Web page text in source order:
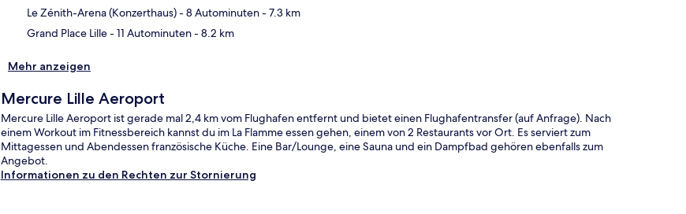
Le Zénith-Arena (Konzerthaus)- 8 Autominuten- 7.3 km
Grand Place Lille- 11 Autominuten- 8.2 km
Mehr anzeigen
Mercure Lille Aeroport
Mercure Lille Aeroport ist gerade mal 2,4 km vom Flughafen entfernt und bietet einen Flughafentransfer (auf Anfrage). Nach
einem Workout im Fitnessbereich kannst du im La Flamme essen gehen, einem von 2 Restaurants vor Ort. Es serviert zum
Mittagessen und Abendessen französische Küche. Eine Bar/Lounge, eine Sauna und ein Dampfbad gehören ebenfalls zum
Angebot.
Informationen zu den Rechten zur Stornierung